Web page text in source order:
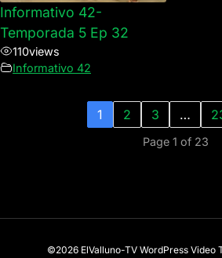
Informativo 42-
Temporada 5 Ep 32
110views
Informativo 42
1 2 3 …
Page 1 of 23
©2026 ElValluno-TV WordPress Video